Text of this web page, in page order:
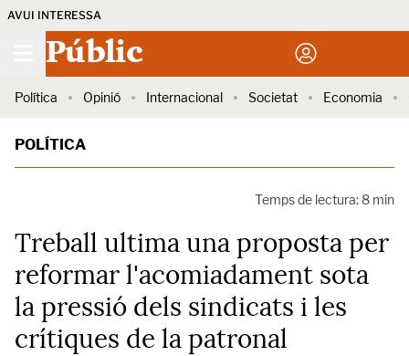
AVUI INTERESSA
Públic
Política Opinió Internacional Societat Economia
POLÍTICA
Temps de lectura: 8 min
Treball ultima una proposta per
reformar l'acomiadament sota
la pressió dels sindicats i les
crítiques de la patronal